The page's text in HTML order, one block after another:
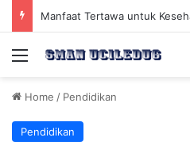
Menu
Home / Pendidikan
Pendidikan